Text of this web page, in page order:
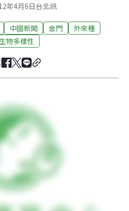
年4月6日台北訊
中國新聞 金門
外來種
生物多樣性